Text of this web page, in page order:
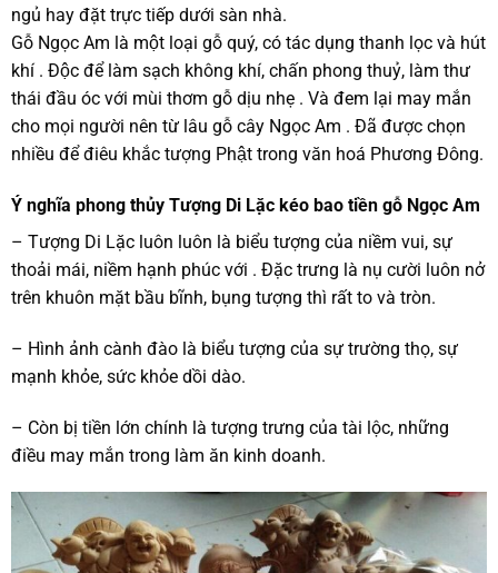
ngủ hay đặt trực tiếp dưới sàn nhà.
Gỗ Ngọc Am là một loại gỗ quý, có tác dụng thanh lọc và hút
khí . Độc để làm sạch không khí, chấn phong thuỷ, làm thư
thái đầu óc với mùi thơm gỗ dịu nhẹ . Và đem lại may mắn
cho mọi người nên từ lâu gỗ cây Ngọc Am . Đã được chọn
nhiều để điêu khắc tượng Phật trong văn hoá Phương Đông.
Ý nghĩa phong thủy Tượng Di Lặc kéo bao tiền gỗ Ngọc Am
– Tượng Di Lặc luôn luôn là biểu tượng của niềm vui, sự
thoải mái, niềm hạnh phúc với . Đặc trưng là nụ cười luôn nở
trên khuôn mặt bầu bĩnh, bụng tượng thì rất to và tròn.
– Hình ảnh cành đào là biểu tượng của sự trường thọ, sự
mạnh khỏe, sức khỏe dồi dào.
– Còn bị tiền lớn chính là tượng trưng của tài lộc, những
điều may mắn trong làm ăn kinh doanh.